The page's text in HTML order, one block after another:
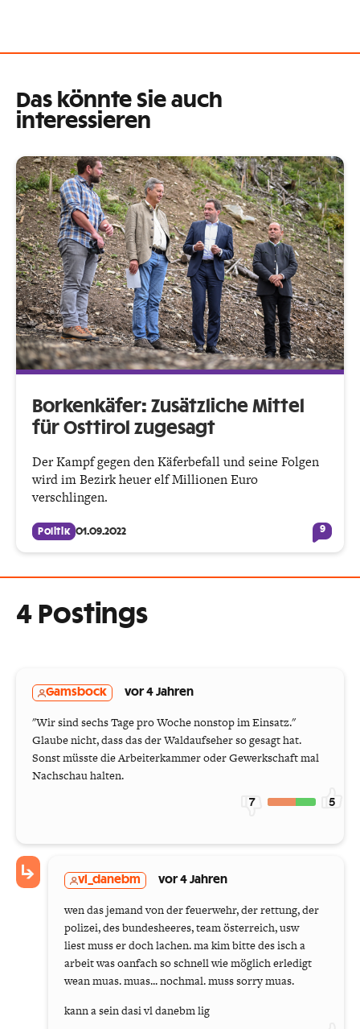
Das könnte Sie auch
interessieren
Borkenkäfer: Zusätzliche Mittel
für Osttirol zugesagt
Der Kampf gegen den Käferbefall und seine Folgen
wird im Bezirk heuer elf Millionen Euro
verschlingen.
Politik 01.09.2022 9
4 Postings
Gamsbock vor 4 Jahren
"Wir sind sechs Tage pro Woche nonstop im Einsatz."
Glaube nicht, dass das der Waldaufseher so gesagt hat.
Sonst müsste die Arbeiterkammer oder Gewerkschaft mal
Nachschau halten.
7 5
vl_danebm vor 4 Jahren
wen das jemand von der feuerwehr, der rettung, der
polizei, des bundesheeres, team österreich, usw
liest muss er doch lachen. ma kim bitte des isch a
arbeit was oanfach so schnell wie möglich erledigt
wean muas. muas... nochmal. muss sorry muas.
kann a sein dasi vl danebm lig